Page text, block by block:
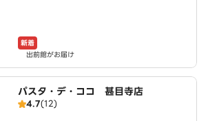
新着
出前館がお届け
パスタ・デ・ココ 甚目寺店
4.7(12)